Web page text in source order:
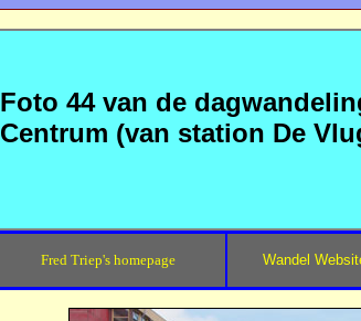
Foto 44 van de
Centrum (van station De
Fred Triep's homepage Wandel